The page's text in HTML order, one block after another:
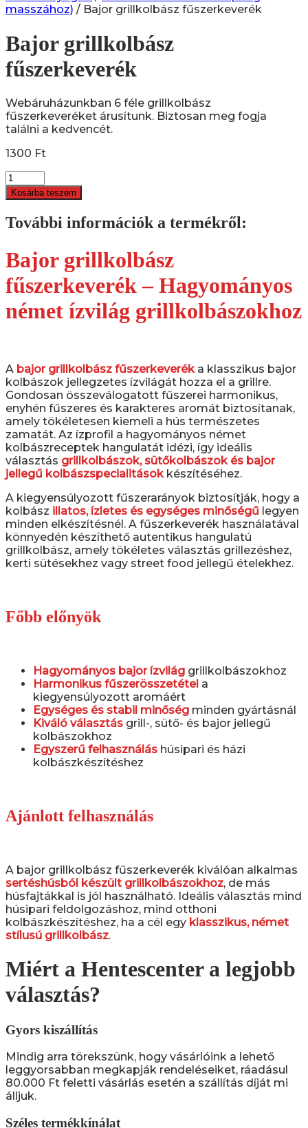
masszához) / Bajor grillkolbász fűszerkeverék
Bajor grillkolbász
fűszerkeverék
Webáruházunkban 6 féle grillkolbász
fűszerkeveréket árusítunk. Biztosan meg fogja
találni a kedvencét.
1300 Ft
Bajor
grillkolbász
fűszerkeverék
quantity
Kosárba teszem
További információk a termékről:
Bajor grillkolbász
fűszerkeverék – Hagyományos
német ízvilág grillkolbászokhoz
A bajor grillkolbász fűszerkeveréka klasszikus bajor
kolbászok jellegzetes ízvilágát hozza el a grillre.
Gondosan összeválogatott fűszerei harmonikus,
enyhén fűszeres és karakteres aromát biztosítanak,
amely tökéletesen kiemeli a hús természetes
zamatát. Az ízprofil a hagyományos német
kolbászreceptek hangulatát idézi, így ideális
választás grillkolbászok, sütőkolbászok és bajor
jellegű kolbászspecialitásokkészítéséhez.
A kiegyensúlyozott fűszerarányok biztosítják, hogy a
kolbász illatos, ízletes és egységes minőségű legyen
minden elkészítésnél. A fűszerkeverék használatával
könnyedén készíthető autentikus hangulatú
grillkolbász, amely tökéletes választás grillezéshez,
kerti sütésekhez vagy street food jellegű ételekhez.
Főbb előnyök
Hagyományos bajor ízvilág grillkolbászokhoz
Harmonikus fűszerösszetétel a
kiegyensúlyozott aromáért
Egységes és stabil minőség minden gyártásnál
Kiváló választás grill-, sütő- és bajor jellegű
kolbászokhoz
Egyszerű felhasználás húsipari és házi
kolbászkészítéshez
Ajánlott felhasználás
A bajor grillkolbász fűszerkeverék kiválóan alkalmas
sertéshúsból készült grillkolbászokhoz, de más
húsfajtákkal is jól használható. Ideális választás mind
húsipari feldolgozáshoz, mind otthoni
kolbászkészítéshez, ha a cél egy klasszikus, német
stílusú grillkolbász.
Miért a Hentescenter a legjobb
választás?
Gyors kiszállítás
Mindig arra törekszünk, hogy vásárlóink a lehető
leggyorsabban megkapják rendeléseiket, ráadásul
80.000 Ft feletti vásárlás esetén a szállítás díját mi
álljuk.
Széles termékkínálat